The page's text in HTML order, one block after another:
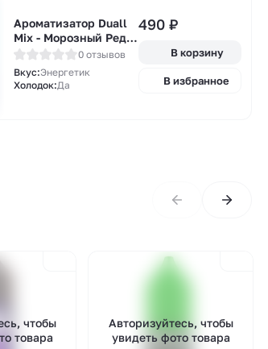
Ароматизатор Duall
Mix - Морозный Ред
Булл 13мл
0 отзывов
Вкус:Энергетик
Холодок:Да
490 ₽
В корзину
В избранное
чтобы
товара
Авторизуйтесь, чтобы
увидеть фото товара